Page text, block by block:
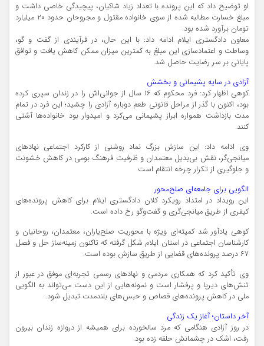
او توضیح داد که این پرونده با تعداد زیاد شاکیان، پیچیدگی خاصی داشت و
مبلغ خسارت مطالبه‌ شده از سوی خانواده مقتول و مجروحان حدود ۲۰ میلیارد
تومان برآورد شده بود.
معاون دادگستری ایلام ادامه داد: با این حال، در فرآیندی از گفت‌ و گو،
وساطت و اعتمادسازی این مبلغ به کمترین میزان ممکن کاهش یافت و توافق
پایانی بر سر رضایت حاصل شد.
آزادی در سایه پشیمانی و بخشش
کوهی اظهار کرد: فرد محکوم که ۱۶ سال از جوانی‌اش را در زندان سپری کرده
بود، اکنون با گذر از مراحل قانونی طعم دوباره آزادی را چشید؛ این فرد در تمام
مدت بازداشت همواره ابراز پشیمانی می‌کرد و امیدوار بود خانواده‌ها آشتی
کنند.
وی ادامه داد: این سازش بزرگ نماد روشنی از کارکرد اجتماعی نهادهای
میانجی‌گر، نقش بی‌بدیل معتمدان و ظرفیت فرهنگ بومی در کاهش خشونت
و جلوگیری از تکرار چرخه انتقام است.
الگویی برای جامعه‌ای صلح‌محور
این رویداد در امتداد رویکرد کلان دادگستری ایلام برای کاهش پرونده‌های
کیفری از طریق میانجی‌گری و گفت‌وگو رخ داده است.
کوهی یادآور شد کمیته‌ای ویژه با محوریت صلح‌یاران، معتمدان، روحانیان و
کارشناسان اجتماعی در استان ایلام شکل گرفته که تاکنون زمینه‌ساز حل‌ و فصل
۶۷ درصد پرونده‌های قضایی از طریق سازش بوده است.
وی تأکید کرد که همکاری مردمی و نهادهای رسمی تجربه‌ای موفق در عبور از
تنش‌های دیرپا و پرفشار است و نمونه‌هایی از این دست می‌تواند به الگویی
ملی در کاهش پرونده‌های قصاص و حبس‌های بلندمدت تبدیل شود.
آخر داستان؛ آغاز یک زندگی
در روز آزادی هنگامی که مرد سالخورده برای همیشه از دروازه زندان بیرون
رفت، اشک در چشمانش حلقه زده بود.